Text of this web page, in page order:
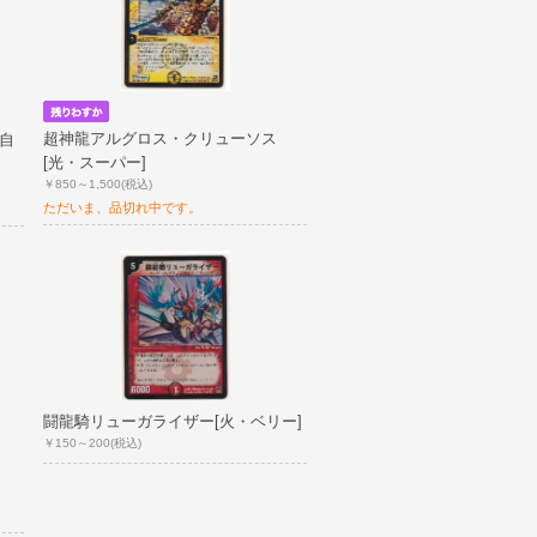
超神龍アルグロス・クリューソス
[光・スーパー]
￥850～1,500(税込)
ただいま、品切れ中です。
闘龍騎リューガライザー[火・ベリー]
￥150～200(税込)